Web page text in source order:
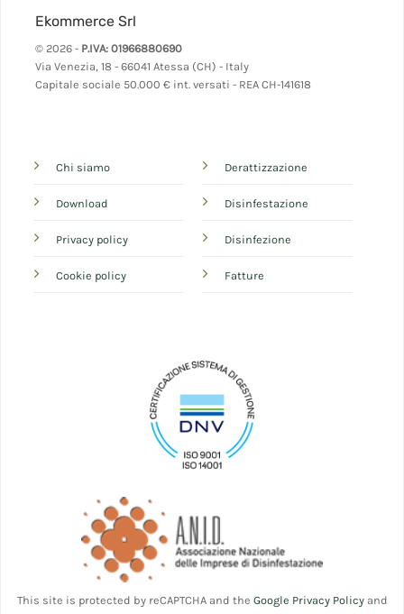
Ekommerce Srl
© 2026 - P.IVA: 01966880690
Via Venezia, 18 - 66041 Atessa (CH) - Italy
Capitale sociale 50.000 € int. versati - REA CH-141618
Chi siamo
Download
Privacy policy
Cookie policy
Derattizzazione
Disinfestazione
Disinfezione
Fatture
This site is protected by reCAPTCHA and the Google Privacy Policyand